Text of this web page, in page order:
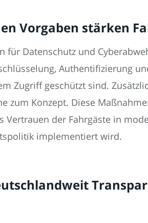
Vorgaben stärken
für Datenschutz und
Authentifizierung
Zugriff geschützt sind.
zum Konzept. Diese
der Fahrgäste in
implementiert wird.